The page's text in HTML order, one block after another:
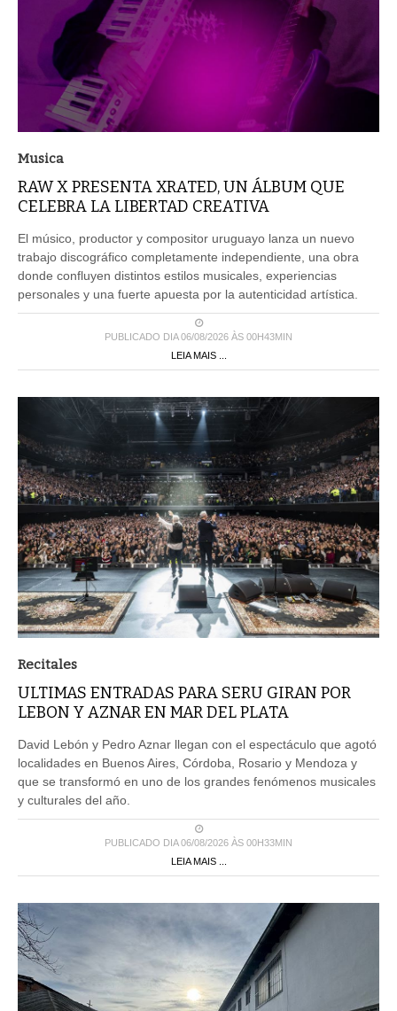
Musica
RAW X PRESENTA XRATED, UN ÁLBUM QUE
CELEBRA LA LIBERTAD CREATIVA
El músico, productor y compositor uruguayo lanza un nuevo
trabajo discográfico completamente independiente, una obra
donde confluyen distintos estilos musicales, experiencias
personales y una fuerte apuesta por la autenticidad artística.
PUBLICADO DIA 06/08/2026 ÀS 00H43MIN
LEIA MAIS ...
Recitales
ULTIMAS ENTRADAS PARA SERU GIRAN POR
LEBON Y AZNAR EN MAR DEL PLATA
David Lebón y Pedro Aznar llegan con el espectáculo que agotó
localidades en Buenos Aires, Córdoba, Rosario y Mendoza y
que se transformó en uno de los grandes fenómenos musicales
y culturales del año.
PUBLICADO DIA 06/08/2026 ÀS 00H33MIN
LEIA MAIS ...